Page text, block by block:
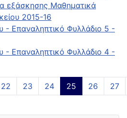
εξάσκησης Μαθηματικά
2015-16
- Επαναληπτικό Φυλλάδιο 5 -
- Επαναληπτικό Φυλλάδιο 4 -
Page 25 of 112
22 23 24 25 26 27